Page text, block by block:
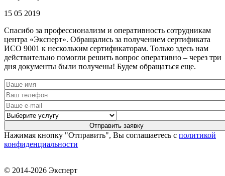
15 05 2019
Спасибо за профессионализм и оперативность сотрудникам
центра «Эксперт». Обращались за получением сертификата
ИСО 9001 к нескольким сертификаторам. Только здесь нам
действительно помогли решить вопрос оперативно – через три
дня документы были получены! Будем обращаться еще.
Нажимая кнопку "Отправить", Вы соглашаетесь с политикой
конфиденциальности
© 2014-2026 Эксперт